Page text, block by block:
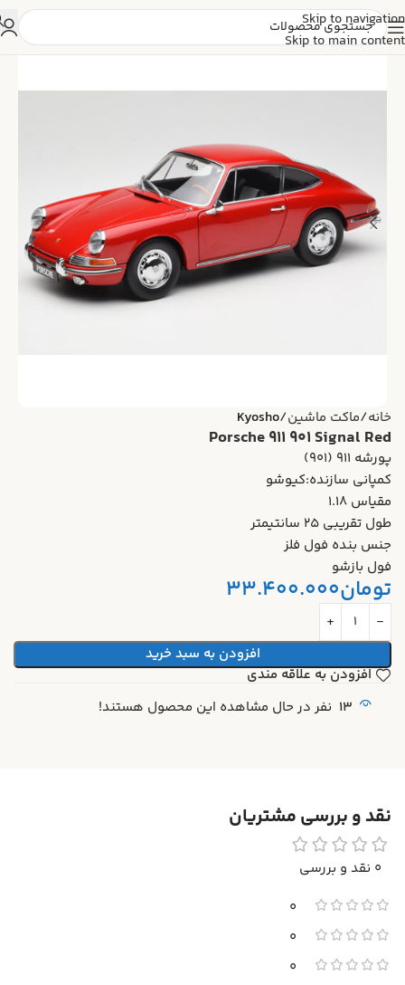
Skip to navigation
Skip to main content
خانه ماکت ماشین Kyosho
Porsche 911 901 Signal Red
پورشه 911 (901)
کمپانی سازنده:کیوشو
مقیاس 1.18
طول تقریبی 25 سانتیمتر
جنس بنده فول فلز
فول بازشو
تومان33.400.000
افزودن به سبد خرید
افزودن به علاقه مندی
13 نفر در حال مشاهده این محصول هستند!
نقد و بررسی مشتریان
0 نقد و بررسی
0
0
0